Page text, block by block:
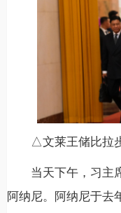
△文莱王储比拉
当天下午，习主
阿纳尼。阿纳尼于去